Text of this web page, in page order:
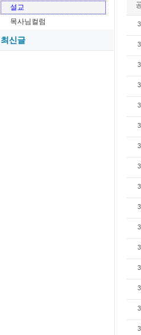
설교
목사님컬럼
최신글
05-26
05-21
05-20
05-18